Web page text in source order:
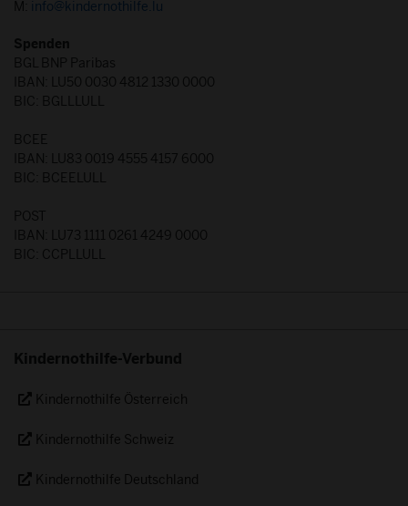
M: info@kindernothilfe.lu
Spenden
BGL BNP Paribas
IBAN: LU50 0030 4812 1330 0000
BIC: BGLLLULL
BCEE
IBAN: LU83 0019 4555 4157 6000
BIC: BCEELULL
POST
IBAN: LU73 1111 0261 4249 0000
BIC: CCPLLULL
Kindernothilfe-Verbund
Kindernothilfe Österreich
Kindernothilfe Schweiz
Kindernothilfe Deutschland